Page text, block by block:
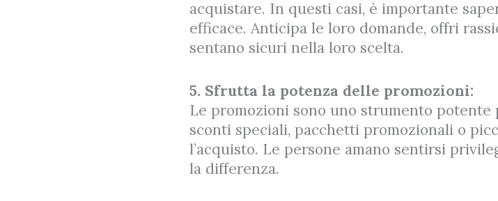
acquistare. In questi casi, è importante
efficace. Anticipa le loro domande, offri
sentano sicuri nella loro scelta.
5. Sfrutta la potenza delle promozioni:
Le promozioni sono uno strumento
sconti speciali, pacchetti promozionali o
l’acquisto. Le persone amano sentirsi
la differenza.